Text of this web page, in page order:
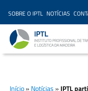
SOBRE O IPTL NOTÍCIAS
Início» Notícias » IPTL